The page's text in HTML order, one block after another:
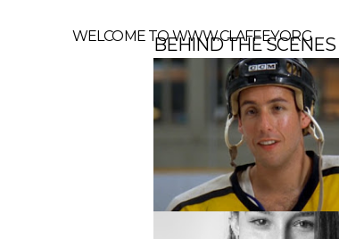
WELCOME TO WWW.CLAFFEY.ORG
BEHIND THE SCENES